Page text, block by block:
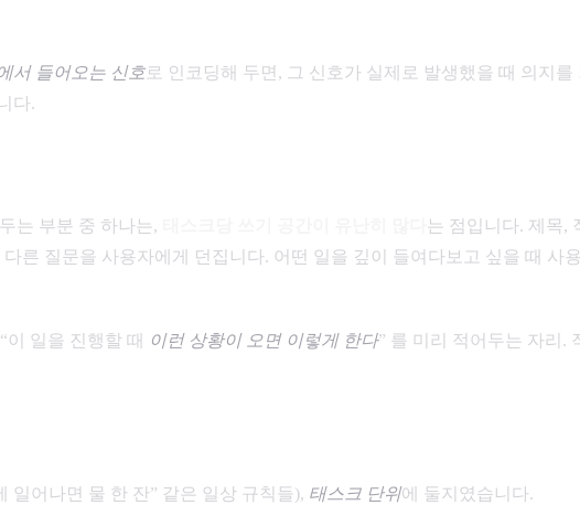
서 들어오는 신호로 인코딩해 두면, 그 신호가 실제로 발생했을 때 의지
다.
는 부분 중 하나는,
는 점입니다. 제목,
다른 질문을 사용자에게 던집니다. 어떤 일을 깊이 들여다보고 싶을 때
일을 진행할 때 이런 상황이 오면 이렇게 한다” 를 미리 적어두는 자리.
일어나면 물 한 잔” 같은 일상 규칙들), 태스크 단위에 둘지였습니다.